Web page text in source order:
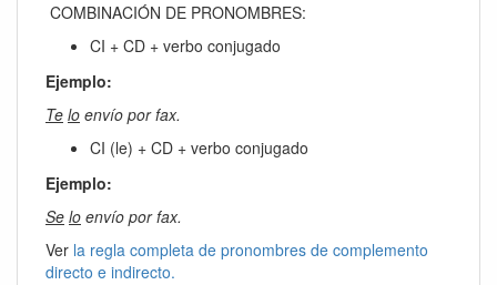
COMBINACIÓN DE PRONOMBRES:
CI + CD + verbo conjugado
Ejemplo:
Te lo envío por fax.
CI (le) + CD + verbo conjugado
Ejemplo:
Se lo envío por fax.
Ver la regla completa de pronombres de complemento
directo e indirecto.